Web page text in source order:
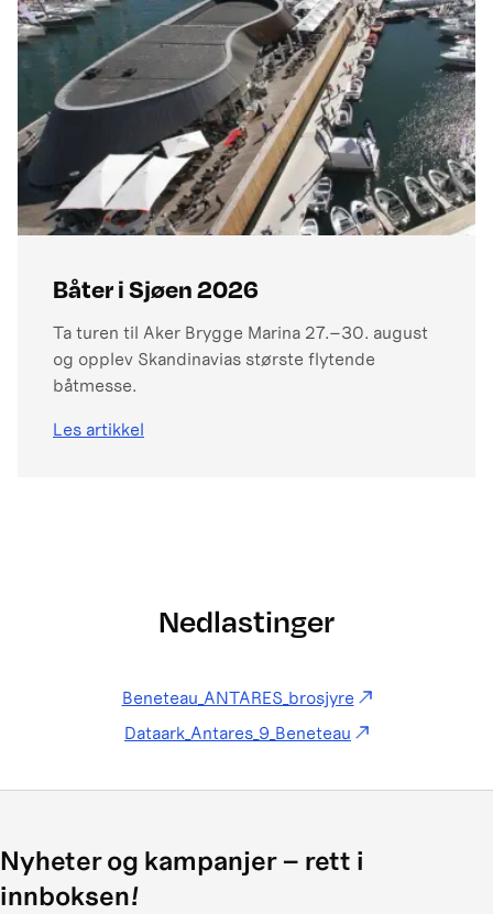
Båter i Sjøen 2026
Ta turen til Aker Brygge Marina 27.–30. august
og opplev Skandinavias største flytende
båtmesse.
Les artikkel
Nedlastinger
Beneteau_ANTARES_brosjyre
Dataark_Antares_9_Beneteau
Nyheter og kampanjer – rett i
innboksen!